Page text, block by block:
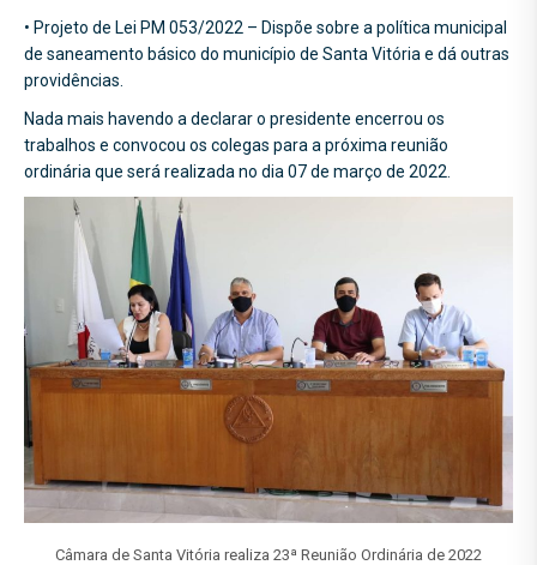
• Projeto de Lei PM 053/2022 – Dispõe sobre a política municipal
de saneamento básico do município de Santa Vitória e dá outras
providências.
Nada mais havendo a declarar o presidente encerrou os
trabalhos e convocou os colegas para a próxima reunião
ordinária que será realizada no dia 07 de março de 2022.
Câmara de Santa Vitória realiza 23ª Reunião Ordinária de 2022